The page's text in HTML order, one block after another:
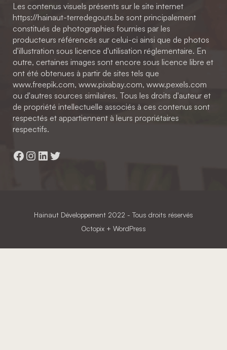
Les contenus visuels présents sur le site internet
https://hainaut-terredegouts.be sont principalement
constitués de photographies fournies par les
producteurs référencés sur celui-ci ainsi que de photos
d'illustration sous licence d'utilisation réglementaire. En
outre, certaines images sont encore sous licence libre et
ont été obtenues à partir de sites tels que
www.freepik.com, www.pixabay.com, www.pexels.com
ou d'autres sources similaires. Tous les droits d'auteur et
de propriété intellectuelle associés à ces contenus sont
respectés et appartiennent à leurs propriétaires
respectifs.
Facebook
Instagram
LinkedIn
Twitter
Hainaut Développement 2022 - Tous droits réservés
Octopix + WordPress